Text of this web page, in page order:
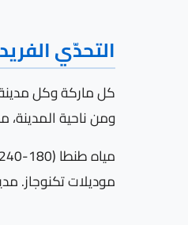
التحدّي
كل ماركة وكل
ومن ناحية
موديلات تكنوجاز.